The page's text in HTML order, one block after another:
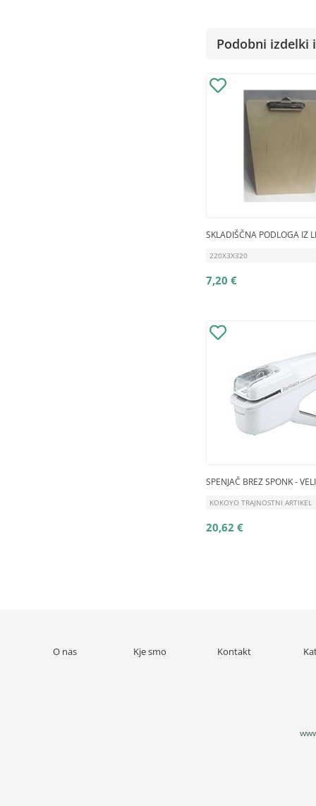
Podobni izdelki
SKLADIŠČNA PODLOGA IZ
220X3X320
7,20 €
SPENJAČ BREZ SPONK -
KOKOYO TRAJNOSTNI ARTIKEL
20,62 €
O nas Kje smo Kontakt